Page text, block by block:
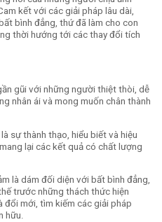
kết với các giải pháp lâu dài,
bình đẳng, thứ đã làm cho con
thời hướng tới các thay đổi tích
gũi với những người thiệt thòi, dễ
nhân ái và mong muốn chân thành
sự thành thạo, hiểu biết và hiệu
lại các kết quả có chất lượng
là dám đối diện với bất bình đẳng,
trước những thách thức hiện
đổi mới, tìm kiếm các giải pháp
hữu.